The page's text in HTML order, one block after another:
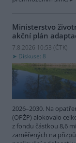
Ministerstvo
akční plán
7.8.2026 10:53 (ČTK)
Diskuse: 8
2026–2030. Na
(OPŽP) alokovalo
z fondu částkou 8,6
zaměřených na